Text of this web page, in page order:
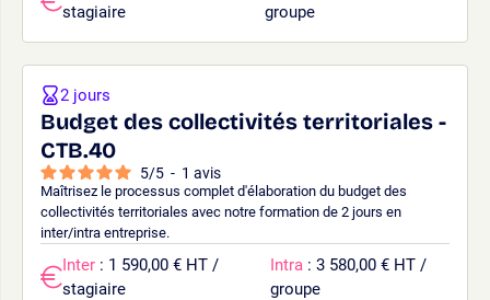
stagiaire
groupe
Budget des collectivités territoriales -
CTB.40
5/5 - 1 avis
Maîtrisez le processus complet d'élaboration du budget des
collectivités territoriales avec notre formation de 2 jours en
inter/intra entreprise.
2 jours
Inter : 1 590,00 € HT /
stagiaire
Intra : 3 580,00 € HT /
groupe